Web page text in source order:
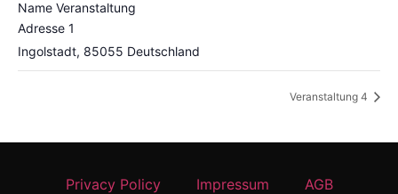
Name Veranstaltung
Adresse 1
Ingolstadt, 85055 Deutschland
Veranstaltung 4
Privacy Policy Impressum AGB